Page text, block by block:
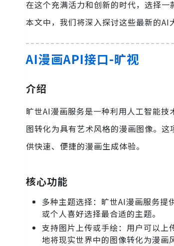
在这个充满活力和创新的时代，选择
本文中，我们将深入探讨这些最新的AI
AI漫画API接口-旷视
介绍
旷世AI漫画服务是一种利用人工智能
图转化为具有艺术风格的漫画图像。
供快速、便捷的漫画生成体验。
核心功能
多种主题选择：旷世AI漫画服务提
或个人喜好选择最合适的主题。
支持图片上传或手绘：用户可以上
地将现实世界中的图像转化为漫画